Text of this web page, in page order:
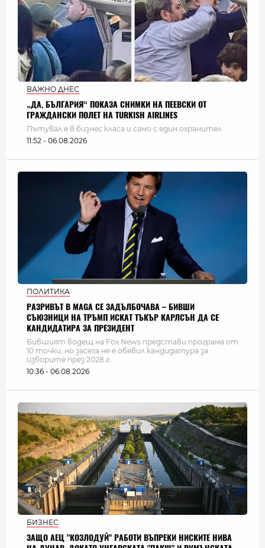
ВАЖНО ДНЕС
„ДА, БЪЛГАРИЯ“ ПОКАЗА СНИМКИ НА ПЕЕВСКИ ОТ
ГРАЖДАНСКИ ПОЛЕТ НА TURKISH AIRLINES
Пътувал е в бизнес класа и само с един охранител
11:52 - 06.08.2026
ПОЛИТИКА
РАЗРИВЪТ В MAGA СЕ ЗАДЪЛБОЧАВА – БИВШИ
СЪЮЗНИЦИ НА ТРЪМП ИСКАТ ТЪКЪР КАРЛСЪН ДА СЕ
КАНДИДАТИРА ЗА ПРЕЗИДЕНТ
Бившият водещ на Fox News представи програма от
10 точки, но засега не е обявил кандидатура за
изборите през 2028 г.
10:36 - 06.08.2026
БИЗНЕС
ЗАЩО АЕЦ "КОЗЛОДУЙ" РАБОТИ ВЪПРЕКИ НИСКИТЕ НИВА